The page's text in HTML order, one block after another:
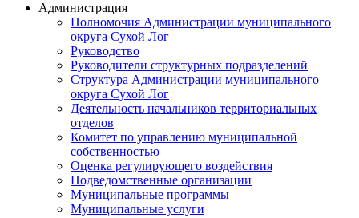
Администрация
Полномочия Администрации муниципального
округа Сухой Лог
Руководство
Руководители структурных подразделений
Структура Администрации муниципального
округа Сухой Лог
Деятельность начальников территориальных
отделов
Комитет по управлению муниципальной
собственностью
Оценка регулирующего воздействия
Подведомственные организации
Муниципальные программы
Муниципальные услуги